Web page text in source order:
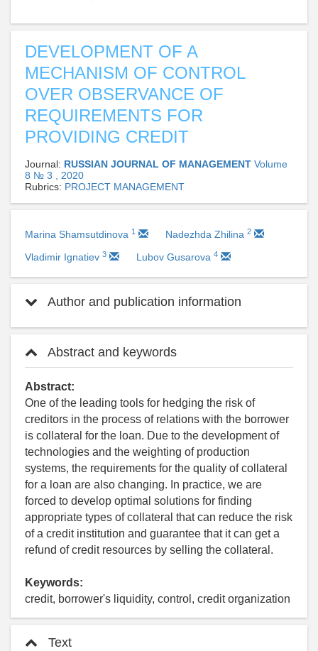
DEVELOPMENT OF A
MECHANISM OF CONTROL
OVER OBSERVANCE OF
REQUIREMENTS FOR
PROVIDING CREDIT
Journal: RUSSIAN JOURNAL OF MANAGEMENT Volume
8 № 3 , 2020
Rubrics: PROJECT MANAGEMENT
Marina Shamsutdinova 1 Nadezhda Zhilina 2
Vladimir Ignatiev 3 Lubov Gusarova 4
Author and publication information
Abstract and keywords
Abstract:
One of the leading tools for hedging the risk of
creditors in the process of relations with the borrower
is collateral for the loan. Due to the development of
technologies and the weighting of production
systems, the requirements for the quality of collateral
for a loan are also changing. In practice, we are
forced to develop optimal solutions for finding
appropriate types of collateral that can reduce the risk
of a credit institution and guarantee that it can get a
refund of credit resources by selling the collateral.
Keywords:
credit, borrower's liquidity, control, credit organization
Text